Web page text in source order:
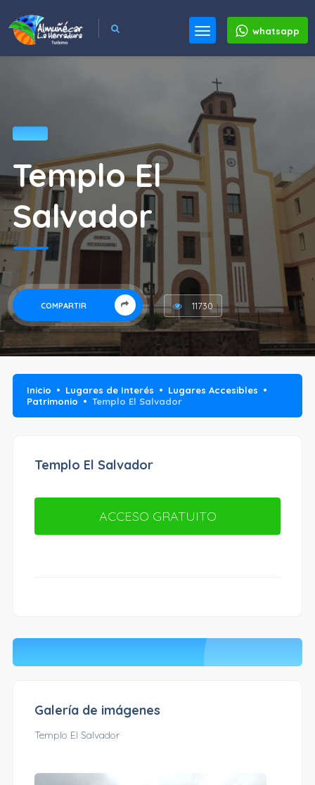
whatsapp
Templo El
Salvador
COMPARTIR 11730
Inicio Lugares de Interés
Lugares Accesibles
Patrimonio
Templo El Salvador
Templo El Salvador
ACCESO GRATUITO
Galería de imágenes
Templo El Salvador